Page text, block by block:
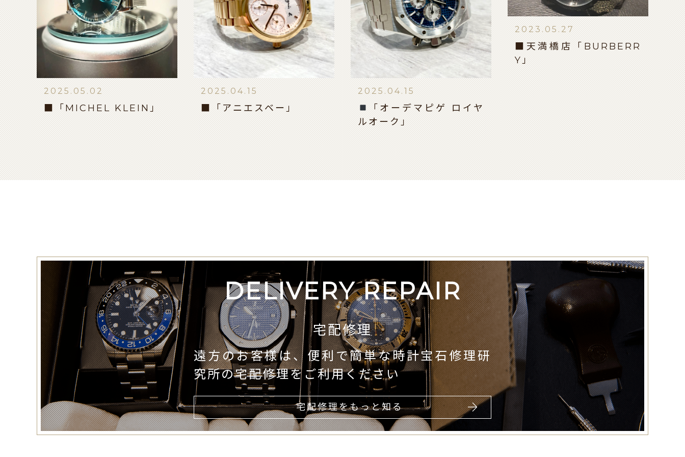
2025.05.02
■「MICHEL KLEIN」
2025.04.15
■「アニエスベー」
2025.04.15
「オーデマピゲ ロイヤ
ルオーク」
2023.05.27
■天満橋店「BURBERR
Y」
DELIVERY REPAIR
宅配修理
遠方のお客様は、便利で簡単な時計宝石修理研
究所の宅配修理をご利用ください
宅配修理をもっと知る